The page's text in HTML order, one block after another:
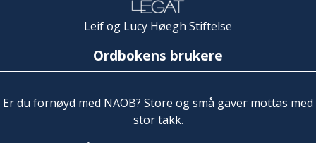
Leif og Lucy Høegh Stiftelse
Ordbokens brukere
Er du fornøyd med NAOB? Store og små gaver mottas med
stor takk.